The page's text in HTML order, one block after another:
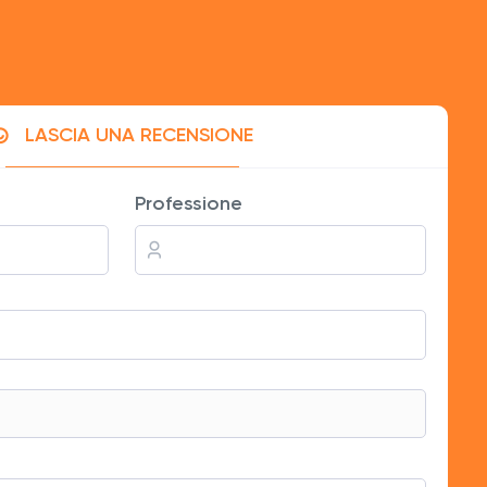
è un po' alto.
LASCIA UNA RECENSIONE
Professione